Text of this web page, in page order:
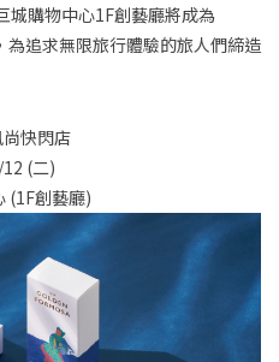
城購物中心1F創藝廳將成為
追求無限旅行體驗的旅人們締造
快閃店
(二)
(1F創藝廳)